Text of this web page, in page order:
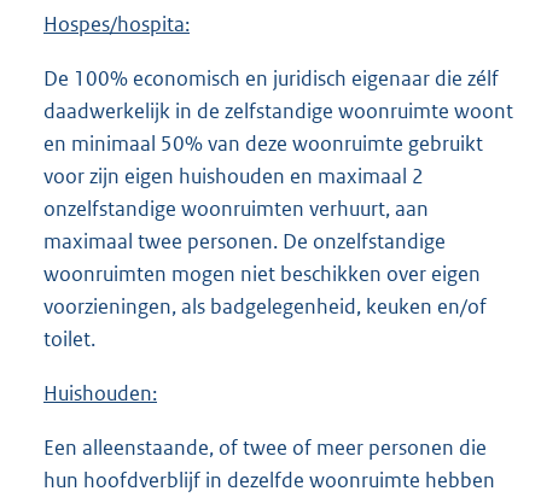
Hospes/hospita:
De 100% economisch en juridisch eigenaar die zélf
daadwerkelijk in de zelfstandige woonruimte woont
en minimaal 50% van deze woonruimte gebruikt
voor zijn eigen huishouden en maximaal 2
onzelfstandige woonruimten verhuurt, aan
maximaal twee personen. De onzelfstandige
woonruimten mogen niet beschikken over eigen
voorzieningen, als badgelegenheid, keuken en/of
toilet.
Huishouden:
Een alleenstaande, of twee of meer personen die
hun hoofdverblijf in dezelfde woonruimte hebben